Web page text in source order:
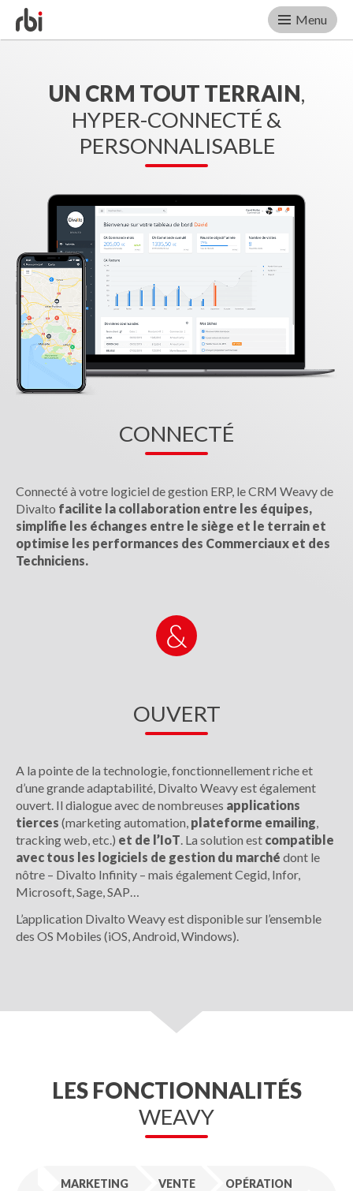
Menu
UN CRM TOUT TERRAIN,
HYPER-CONNECTÉ &
PERSONNALISABLE
CONNECTÉ
Connecté à votre logiciel de gestion ERP, le CRM Weavy de
Divalto facilite la collaboration entre les équipes,
simplifie les échanges entre le siège et le terrain et
optimise les performances des Commerciaux et des
Techniciens.
OUVERT
A la pointe de la technologie, fonctionnellement riche et
d’une grande adaptabilité, Divalto Weavy est également
ouvert. Il dialogue avec de nombreuses applications
tierces (marketing automation, plateforme emailing,
tracking web, etc.) et de l’IoT. La solution est compatible
avec tous les logiciels de gestion du marché dont le
nôtre – Divalto Infinity – mais également Cegid, Infor,
Microsoft, Sage, SAP…
L’application Divalto Weavy est disponible sur l’ensemble
des OS Mobiles (iOS, Android, Windows).
LES FONCTIONNALITÉS
WEAVY
MARKETING VENTE OPÉRATION